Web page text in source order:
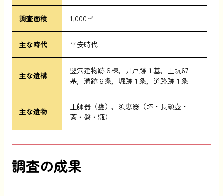
調査面積 1,000㎡
主な時代 平安時代
主な遺構
竪穴建物跡６棟，井戸跡１基，土坑67
基，溝跡６条，堀跡１条，道路跡１条
主な遺物
土師器（甕），須恵器（坏・長頸壺・
蓋・盤・甑）
調査の成果